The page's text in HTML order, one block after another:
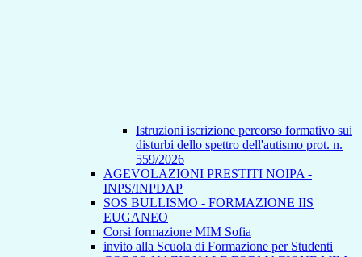
Istruzioni iscrizione percorso formativo sui
disturbi dello spettro dell'autismo prot. n.
559/2026
AGEVOLAZIONI PRESTITI NOIPA -
INPS/INPDAP
SOS BULLISMO - FORMAZIONE IIS
EUGANEO
Corsi formazione MIM Sofia
invito alla Scuola di Formazione per Studenti